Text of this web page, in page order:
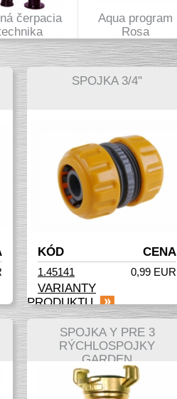
čerpacia
Aqua program
Rosa
SPOJKA 3/4"
KÓD CENA
1.45141 0,99 EUR
VARIANTY
PRODUKTU
SPOJKA Y PRE 3
RÝCHLOSPOJKY
GARDEN